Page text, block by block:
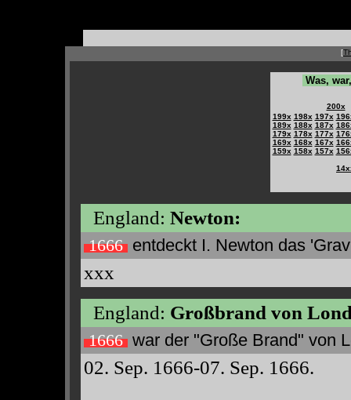
[
Was,
200x
199x 198x 197x
189x 188x 187x
179x 178x 177x
169x 168x 167x
159x 158x 157x
England: Newton:
1666 entdeckt I. Newton das
xxx
England: Großbrand von
1666 war der "Große Brand" von
02. Sep. 1666-07. Sep. 1666.